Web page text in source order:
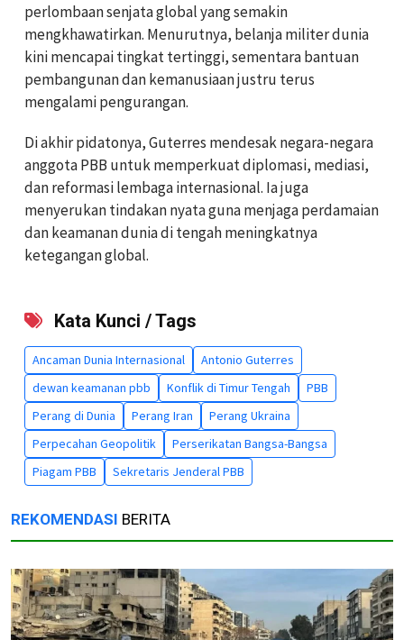
perlombaan senjata global yang semakin
mengkhawatirkan. Menurutnya, belanja militer dunia
kini mencapai tingkat tertinggi, sementara bantuan
pembangunan dan kemanusiaan justru terus
mengalami pengurangan.
Di akhir pidatonya, Guterres mendesak negara-negara
anggota PBB untuk memperkuat diplomasi, mediasi,
dan reformasi lembaga internasional. Ia juga
menyerukan tindakan nyata guna menjaga perdamaian
dan keamanan dunia di tengah meningkatnya
ketegangan global.
Kata Kunci / Tags
Ancaman Dunia Internasional
Antonio Guterres
dewan keamanan pbb
Konflik di Timur Tengah
PBB
Perang di Dunia
Perang Iran
Perang Ukraina
Perpecahan Geopolitik
Perserikatan Bangsa-Bangsa
Piagam PBB
Sekretaris Jenderal PBB
REKOMENDASI BERITA